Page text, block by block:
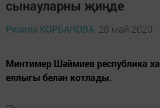
сынауларны җиңде
Ризилә КОРБАНОВА, 28 май 2020 -
Минтимер Шәймиев республика
еллыгы белән котлады.